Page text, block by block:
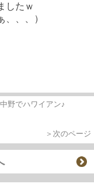
したｗ
、、、）
野でハワイアン♪
＞次のページ